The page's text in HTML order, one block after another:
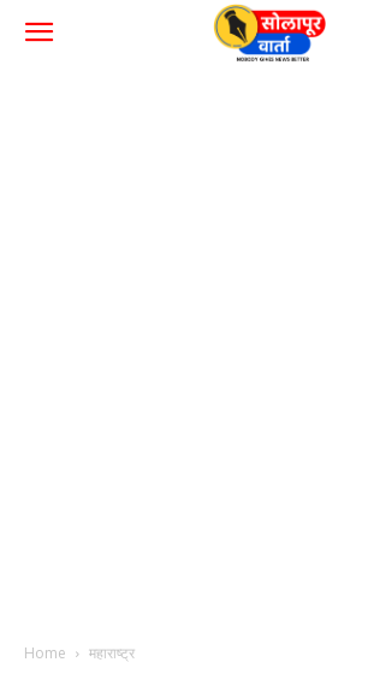
Home महाराष्ट्र